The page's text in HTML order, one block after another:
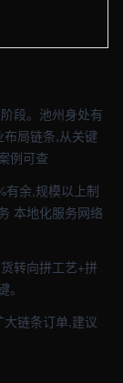
段。池州身处有
局链条,从关键
例可查
有余,规模以上制
本地化服务网络
转向拼工艺+拼
链条订单,建议